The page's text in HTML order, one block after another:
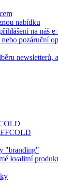
nabídku
na náš
nebo pozáruční
newsletterů,
"branding"
kvalitní